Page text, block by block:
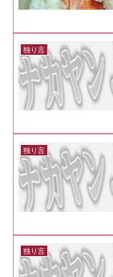
独り言
独り言
独り言